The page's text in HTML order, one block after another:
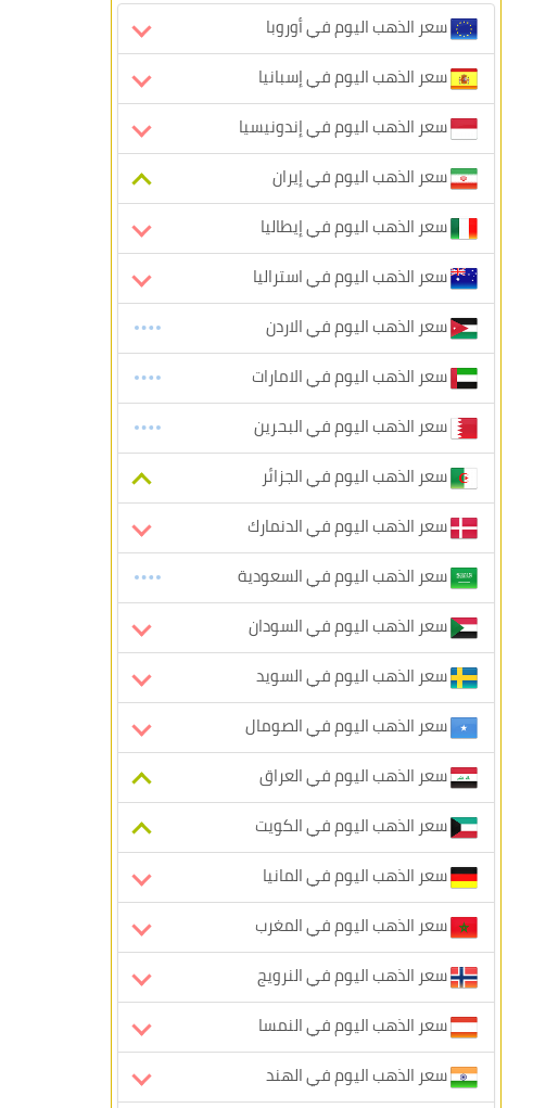
سعر الذهب اليوم في أوروبا
سعر الذهب اليوم في إسبانيا
سعر الذهب اليوم في إندونيسيا
سعر الذهب اليوم في إيران
سعر الذهب اليوم في إيطاليا
سعر الذهب اليوم في استراليا
سعر الذهب اليوم في الاردن
سعر الذهب اليوم في الامارات
سعر الذهب اليوم في البحرين
سعر الذهب اليوم في الجزائر
سعر الذهب اليوم في الدنمارك
سعر الذهب اليوم في السعودية
سعر الذهب اليوم في السودان
سعر الذهب اليوم في السويد
سعر الذهب اليوم في الصومال
سعر الذهب اليوم في العراق
سعر الذهب اليوم في الكويت
سعر الذهب اليوم في المانيا
سعر الذهب اليوم في المغرب
سعر الذهب اليوم في النرويج
سعر الذهب اليوم في النمسا
سعر الذهب اليوم في الهند